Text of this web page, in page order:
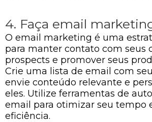
4. Faça email
O email marketing é uma
para manter contato com seus
prospects e promover seus
Crie uma lista de email com
envie conteúdo relevante e
eles. Utilize ferramentas de
email para otimizar seu tempo
eficiência.